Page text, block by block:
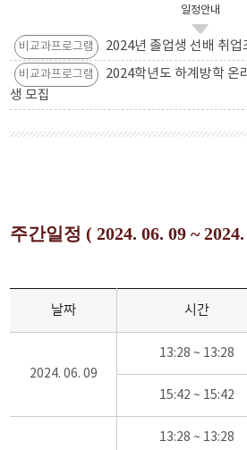
일정안내
비교과프로그램 2024년 졸업생 선배 취업
비교과프로그램
2024학년도 하계방학 온
생 모집
주간일정 ( 2024. 06. 09 ~
날짜 시간
2024. 06. 09
13:28 ~ 13:28
15:42 ~ 15:42
13:28 ~ 13:28